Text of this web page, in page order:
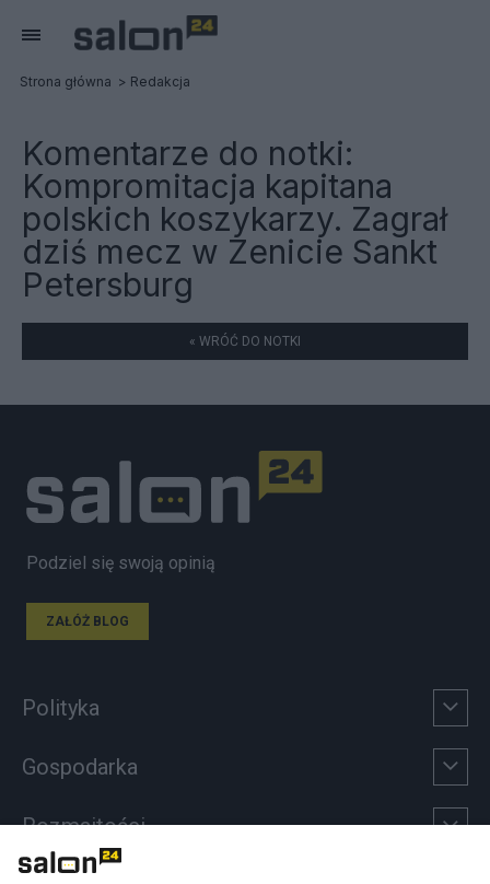
Strona główna Redakcja
Komentarze do notki:
Kompromitacja kapitana
polskich koszykarzy. Zagrał
dziś mecz w Zenicie Sankt
Petersburg
« WRÓĆ DO NOTKI
Podziel się swoją opinią
ZAŁÓŻ BLOG
Polityka
Gospodarka
Rozmaitości